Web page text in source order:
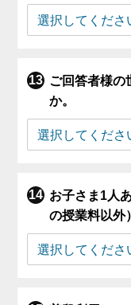
ご回答者様の
か。
お子さま1人
の授業料以外